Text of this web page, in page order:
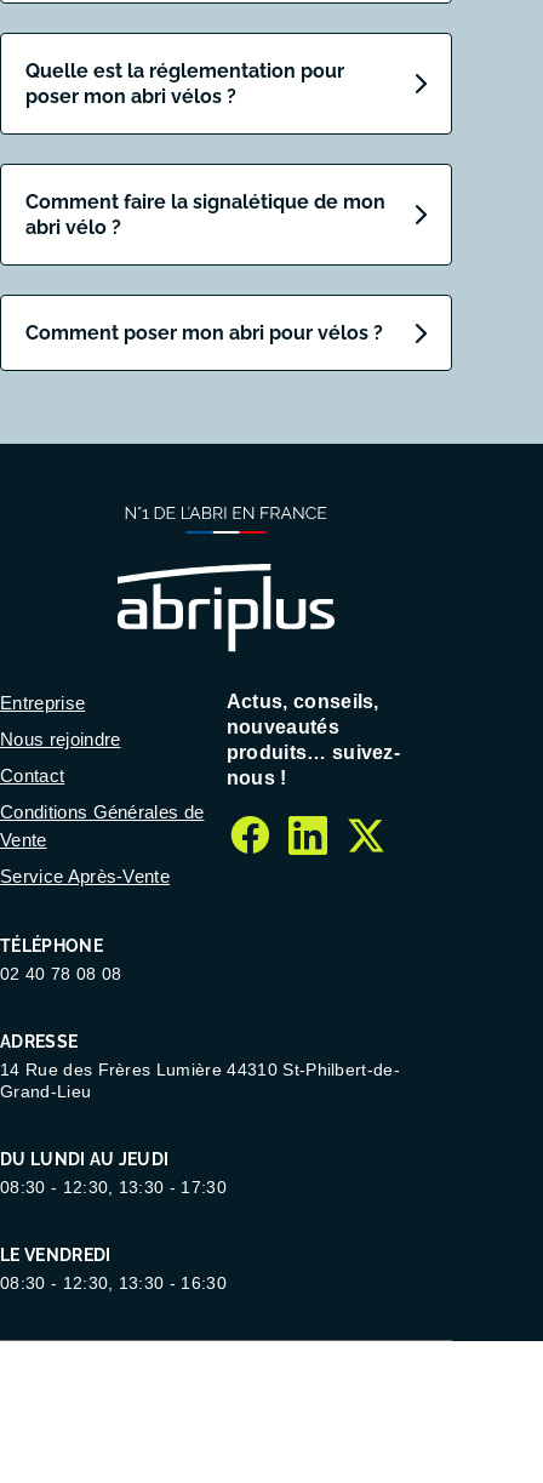
Quelle est la réglementation pour
poser mon abri vélos ?
Comment faire la signalétique de mon
abri vélo ?
Comment poser mon abri pour vélos ?
TÉLÉPHONE
02 40 78 08 08
ADRESSE
14 Rue des Frères Lumière 44310 St-Philbert-de-
Grand-Lieu
DU LUNDI AU JEUDI
08:30 - 12:30, 13:30 - 17:30
LE VENDREDI
08:30 - 12:30, 13:30 - 16:30
Entreprise
Nous rejoindre
Contact
Conditions Générales de
Vente
Service Après-Vente
Actus, conseils,
nouveautés
produits… suivez-
nous !
facebook
linkedin
twitter